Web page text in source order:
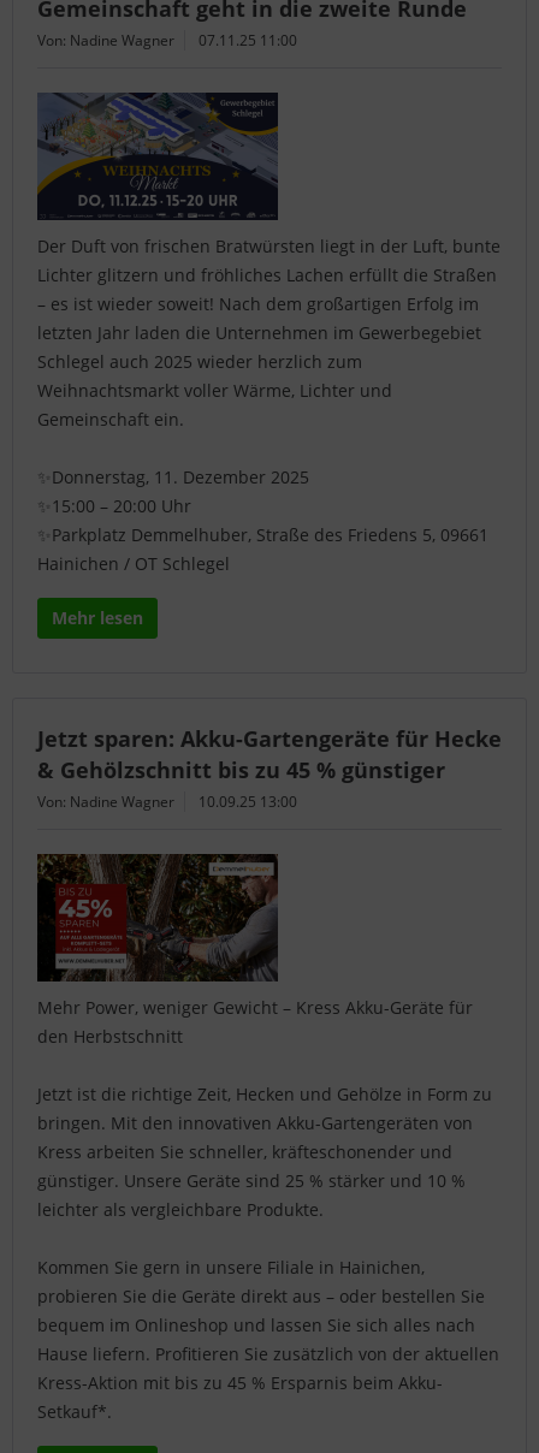
Gemeinschaft geht in die zweite Runde
Von: Nadine Wagner 07.11.25 11:00
Der Duft von frischen Bratwürsten liegt in der Luft, bunte
Lichter glitzern und fröhliches Lachen erfüllt die Straßen
– es ist wieder soweit! Nach dem großartigen Erfolg im
letzten Jahr laden die Unternehmen im Gewerbegebiet
Schlegel auch 2025 wieder herzlich zum
Weihnachtsmarkt voller Wärme, Lichter und
Gemeinschaft ein.
✨Donnerstag, 11. Dezember 2025
✨15:00 – 20:00 Uhr
✨Parkplatz Demmelhuber, Straße des Friedens 5, 09661
Hainichen / OT Schlegel
Mehr lesen
Jetzt sparen: Akku-Gartengeräte für Hecke
& Gehölzschnitt bis zu 45 % günstiger
Von: Nadine Wagner 10.09.25 13:00
Mehr Power, weniger Gewicht – Kress Akku-Geräte für
den Herbstschnitt
Jetzt ist die richtige Zeit, Hecken und Gehölze in Form zu
bringen. Mit den innovativen Akku-Gartengeräten von
Kress arbeiten Sie schneller, kräfteschonender und
günstiger. Unsere Geräte sind 25 % stärker und 10 %
leichter als vergleichbare Produkte.
Kommen Sie gern in unsere Filiale in Hainichen,
probieren Sie die Geräte direkt aus – oder bestellen Sie
bequem im Onlineshop und lassen Sie sich alles nach
Hause liefern. Profitieren Sie zusätzlich von der aktuellen
Kress-Aktion mit bis zu 45 % Ersparnis beim Akku-
Setkauf*.